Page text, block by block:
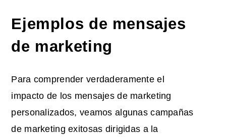
Ejemplos de mensajes
de marketing
Para comprender verdaderamente el
impacto de los mensajes de marketing
personalizados, veamos algunas campañas
de marketing exitosas dirigidas a la